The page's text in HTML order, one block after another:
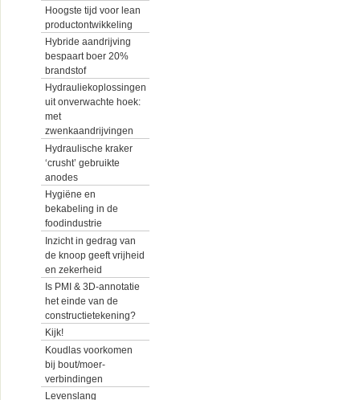
Hoogste tijd voor lean
productontwikkeling
Hybride aandrijving
bespaart boer 20%
brandstof
Hydrauliekoplossingen
uit onverwachte hoek:
met
zwenkaandrijvingen
Hydraulische kraker
‘crusht’ gebruikte
anodes
Hygiëne en
bekabeling in de
foodindustrie
Inzicht in gedrag van
de knoop geeft vrijheid
en zekerheid
Is PMI & 3D-annotatie
het einde van de
constructietekening?
Kijk!
Koudlas voorkomen
bij bout/moer-
verbindingen
Levenslang